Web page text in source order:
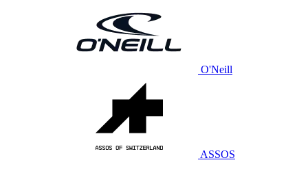
O'Neill
ASSOS